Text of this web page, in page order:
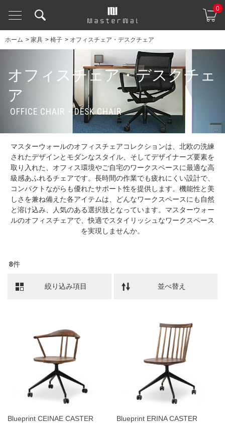
0
ホーム > 家具 > 椅子 > オフィスチェア・デスクチェア
オフィスチェア・デスクチェ
ア
OFFICE CHAIR・DESK CHAIR
マスターウォールのオフィスチェアコレクションは、北欧の洗練
されたデザインとモダンなスタイル、そしてデザイナーズ要素を
取り入れた、オフィス環境やご自宅のワークスペースに最適な高
級感あふれるチェアです。長時間の作業でも疲れにくい設計で、
コンパクトながらも優れたサポート性を提供します。機能性と美
しさを兼ね備えた各アイテムは、どんなワークスペースにも自然
と溶け込み、人気のある選択肢となっています。マスターウォー
ルのオフィスチェアで、快適でスタイリッシュなワークスペース
を実現しませんか。
8件
絞り込み項目 並べ替え
Blueprint CEINAE CASTER
Blueprint ERINA CASTER